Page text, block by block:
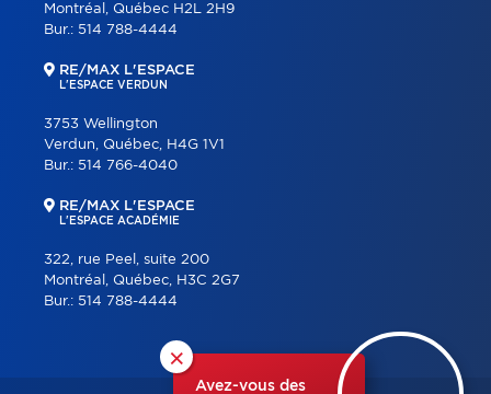
×
Avez-vous des
Montréal, Québec H2L 2H9
Bur.: 514 788-4444
RE/MAX L'ESPACE
L'ESPACE VERDUN
3753 Wellington
Verdun, Québec, H4G 1V1
Bur.: 514 766-4040
RE/MAX L'ESPACE
L'ESPACE ACADÉMIE
322, rue Peel, suite 200
Montréal, Québec, H3C 2G7
Bur.: 514 788-4444